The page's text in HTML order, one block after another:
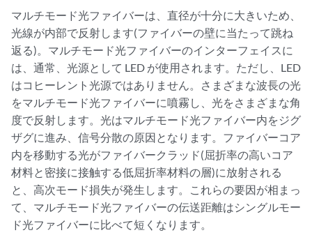
マルチモード光ファイバーは、直径が十分に大きいため、
光線が内部で反射します(ファイバーの壁に当たって跳ね
返る)。マルチモード光ファイバーのインターフェイスに
は、通常、光源として LED が使用されます。ただし、LED
はコヒーレント光源ではありません。さまざまな波長の光
をマルチモード光ファイバーに噴霧し、光をさまざまな角
度で反射します。光はマルチモード光ファイバー内をジグ
ザグに進み、信号分散の原因となります。ファイバーコア
内を移動する光がファイバークラッド(屈折率の高いコア
材料と密接に接触する低屈折率材料の層)に放射される
と、高次モード損失が発生します。これらの要因が相まっ
て、マルチモード光ファイバーの伝送距離はシングルモー
ド光ファイバーに比べて短くなります。